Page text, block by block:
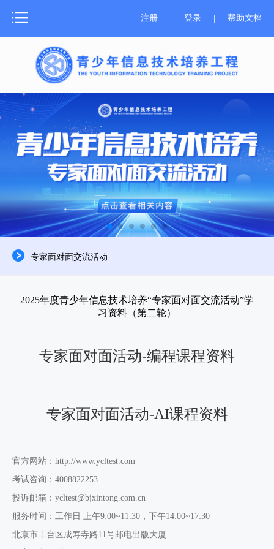
网站首页
测评介绍
新闻中心
测评报名
成绩证书
学习资源
师资培训
关于器材
测评服务
注册 登录 帮助文档
专家面对面交流活动
2025年度青少年信息技术培养“专家面对面交流活动”学
习资料（第二轮）
专家面对面活动-编程课程资料
专家面对面活动-AI课程资料
官方网站：http://www.ycltest.com
考试咨询：4008822253
投诉邮箱：ycltest@bjxintong.com.cn
服务时间：工作日 上午9:00~11:30，下午14:00~17:30
北京市丰台区成寿寺路11号邮电出版大厦